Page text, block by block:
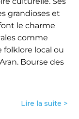
grandioses et
le charme
comme
folklore local ou
Bourse des
Lire la suite >